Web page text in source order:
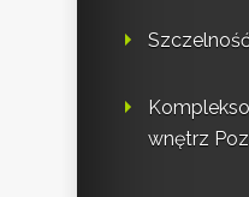
wnętrz